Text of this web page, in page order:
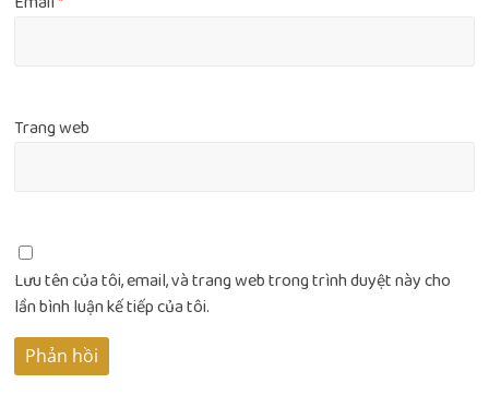
Trang web
Lưu tên của tôi, email, và trang web trong trình duyệt này cho
lần bình luận kế tiếp của tôi.